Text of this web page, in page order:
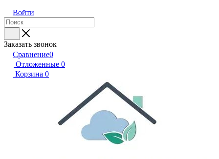
Войти
Заказать звонок
Сравнение0
Отложенные 0
Корзина 0